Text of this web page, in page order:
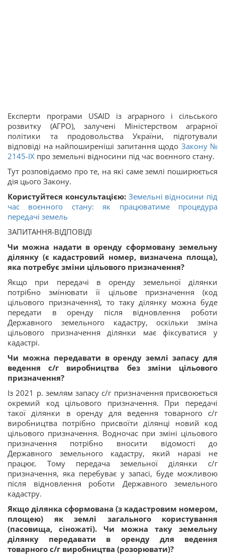
Експерти програми USAID із аграрного і сільського
розвитку (АГРО), залучені Міністерством аграрної
політики та продовольства України, підготували
відповіді на найпоширеніші запитання щодо Закону №
2145-IX про земельні відносини під час воєнного стану.
Тут розповідаємо про те, на які саме землі поширюється
дія цього Закону.
Користуйтеся консультацією: Земельні відносини під
час воєнного стану: як працюватиме процедура
передачі земель
ЗАПИТАННЯ-ВІДПОВІДІ
Чи можна надати в оренду сформовану земельну
ділянку (є кадастровий номер, визначена площа),
яка потребує зміни цільового призначення?
Якщо при передачі в оренду земельної ділянки
потрібно змінювати її цільове призначення (код
цільового призначення), то таку ділянку можна буде
передати в оренду після відновлення роботи
Державного земельного кадастру, оскільки зміна
цільового призначення ділянки має фіксуватися у
кадастрі.
Чи можна передавати в оренду землі запасу для
ведення с/г виробництва без зміни цільового
призначення?
Із 2021 р. землям запасу с/г призначення присвоюється
окремий код цільового призначення. При передачі
такої ділянки в оренду для ведення товарного с/г
виробництва потрібно присвоїти ділянці новий код
цільового призначення. Водночас при зміні цільового
призначення потрібно вносити відомості до
Державного земельного кадастру, який наразі не
працює. Тому передача земельної ділянки с/г
призначення, яка перебуває у запасі, буде можливою
після відновлення роботи Державного земельного
кадастру.
Якщо ділянка сформована (з кадастровим номером,
площею) як землі загального користування
(пасовища, сіножаті). Чи можна таку земельну
ділянку передавати в оренду для ведення
товарного с/г виробництва (розорювати)?